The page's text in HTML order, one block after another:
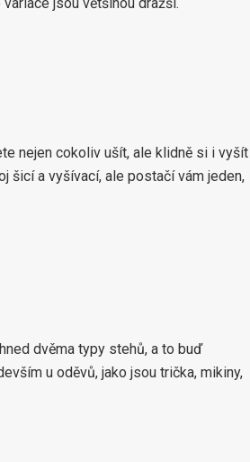
jsou většinou dražší.
nejen cokoliv ušít, ale klidně si i vyšít
šicí a vyšívací, ale postačí vám jeden,
dvěma typy stehů, a to buď
u oděvů, jako jsou trička, mikiny,